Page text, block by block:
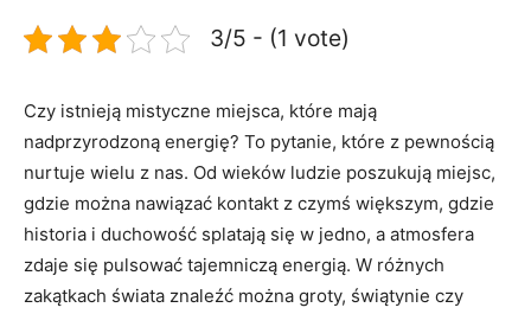
3/5 - (1 vote)
Czy istnieją mistyczne miejsca, które mają
nadprzyrodzoną energię? To pytanie, ⁣które z pewnością
⁢nurtuje wielu z nas. Od wieków ludzie poszukują miejsc,
gdzie⁢ można nawiązać ⁢kontakt z czymś większym, gdzie
historia i duchowość splatają się w jedno, a atmosfera
zdaje się pulsować tajemniczą energią. W różnych
⁢zakątkach świata znaleźć można groty, świątynie ⁢czy